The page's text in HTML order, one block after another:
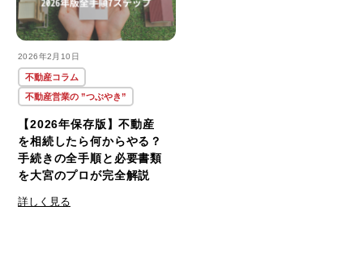
#さいたま市(84)
#さいたま市緑区
#みずほ台(2)
#ららぽーと
2026年2月10日
不動産コラム
不動産営業の ”つぶやき”
【2026年保存版】不動産
を相続したら何からやる？
手続きの全手順と必要書類
を大宮のプロが完全解説
詳しく見る